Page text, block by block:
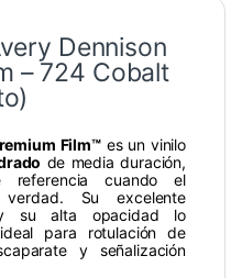
Dennison
– 724 Cobalt
Film™es un vinilo
de media duración,
cuando el
Su excelente
y su alta opacidad lo
para rotulación de
y señalización